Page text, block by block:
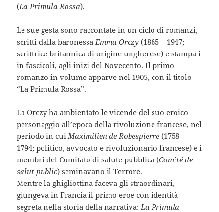
(La Primula Rossa).
Le sue gesta sono raccontate in un ciclo di romanzi,
scritti dalla baronessa Emma Orczy (1865 – 1947;
scrittrice britannica di origine ungherese) e stampati
in fascicoli, agli inizi del Novecento. Il primo
romanzo in volume apparve nel 1905, con il titolo
“La Primula Rossa”.
La Orczy ha ambientato le vicende del suo eroico
personaggio all’epoca della rivoluzione francese, nel
periodo in cui Maximilien de Robespierre (1758 –
1794; politico, avvocato e rivoluzionario francese) e i
membri del Comitato di salute pubblica (Comité de
salut public) seminavano il Terrore.
Mentre la ghigliottina faceva gli straordinari,
giungeva in Francia il primo eroe con identità
segreta nella storia della narrativa: La Primula